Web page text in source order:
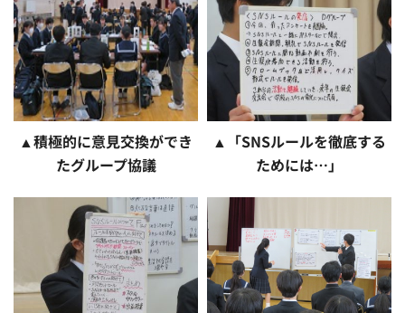
▲積極的に意見交換ができ
たグループ協議
▲「SNSルールを徹底する
ためには…」